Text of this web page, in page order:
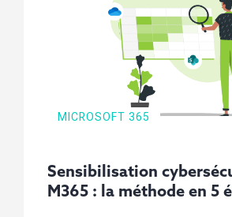
MICROSOFT 365
Sensibilisation
M365 : la méthode en 5